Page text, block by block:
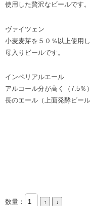
使用した贅沢なビールです。
ヴァイツェン
小麦麦芽を５０％以上使用
母入りビールです。
インペリアルエール
アルコール分が高く（7.5％
長のエール（上面発酵ビール
数量：